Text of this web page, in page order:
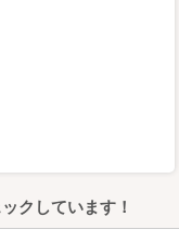
クしています！